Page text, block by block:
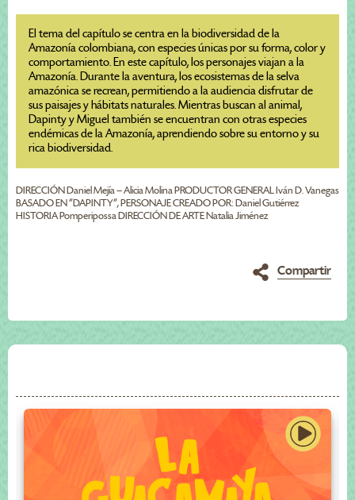
El tema del capítulo se centra en la biodiversidad de la
Amazonía colombiana, con especies únicas por su forma, color y
comportamiento. En este capítulo, los personajes viajan a la
Amazonía. Durante la aventura, los ecosistemas de la selva
amazónica se recrean, permitiendo a la audiencia disfrutar de
sus paisajes y hábitats naturales. Mientras buscan al animal,
Dapinty y Miguel también se encuentran con otras especies
endémicas de la Amazonía, aprendiendo sobre su entorno y su
rica biodiversidad.
DIRECCIÓN Daniel Mejía – Alicia Molina PRODUCTOR GENERAL Iván D. Vanegas
BASADO EN “DAPINTY”, PERSONAJE CREADO POR: Daniel Gutiérrez
HISTORIA Pomperipossa DIRECCIÓN DE ARTE Natalia Jiménez
Compartir